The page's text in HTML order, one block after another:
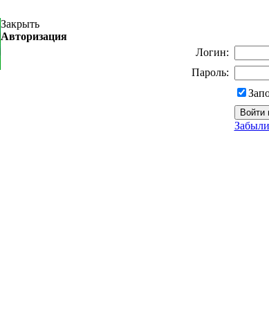
Закрыть
Авторизация
Логин:
Пароль: